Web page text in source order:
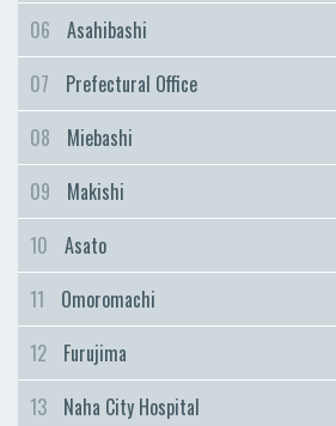
06
Asahibashi
07
Prefectural Office
08
Miebashi
09
Makishi
10
Asato
11
Omoromachi
12
Furujima
13
Naha City Hospital